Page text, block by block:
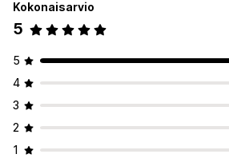
Kokonaisarvio
5
5
4
3
2
1